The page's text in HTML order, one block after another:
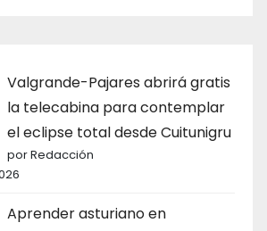
Valgrande-Pajares abrirá gratis
la telecabina para contemplar
el eclipse total desde Cuitunigru
por Redacción
Aprender asturiano en